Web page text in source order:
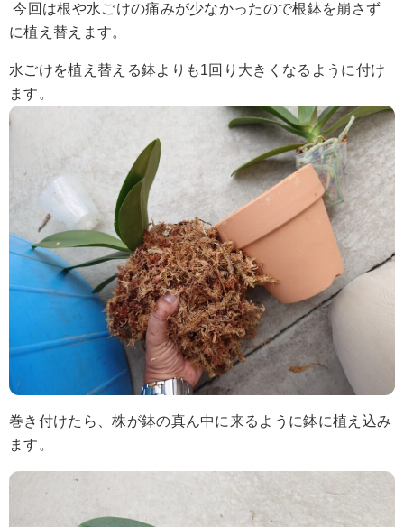
今回は根や水ごけの痛みが少なかったので根鉢を崩さず
に植え替えます。
水ごけを植え替える鉢よりも1回り大きくなるように付け
ます。
巻き付けたら、株が鉢の真ん中に来るように鉢に植え込み
ます。